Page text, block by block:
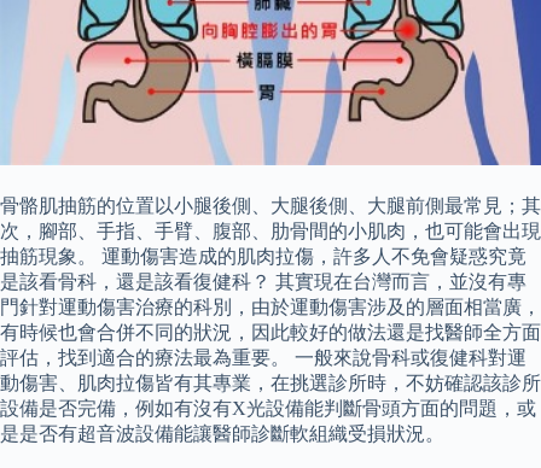
骨骼肌抽筋的位置以小腿後側、大腿後側、大腿前側最常見；其
次，腳部、手指、手臂、腹部、肋骨間的小肌肉，也可能會出現
抽筋現象。 運動傷害造成的肌肉拉傷，許多人不免會疑惑究竟
是該看骨科，還是該看復健科？ 其實現在台灣而言，並沒有專
門針對運動傷害治療的科別，由於運動傷害涉及的層面相當廣，
有時候也會合併不同的狀況，因此較好的做法還是找醫師全方面
評估，找到適合的療法最為重要。 一般來說骨科或復健科對運
動傷害、肌肉拉傷皆有其專業，在挑選診所時，不妨確認該診所
設備是否完備，例如有沒有X光設備能判斷骨頭方面的問題，或
是是否有超音波設備能讓醫師診斷軟組織受損狀況。